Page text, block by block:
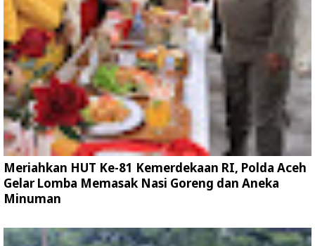
Meriahkan HUT Ke-81 Kemerdekaan RI, Polda Aceh
Gelar Lomba Memasak Nasi Goreng dan Aneka
Minuman